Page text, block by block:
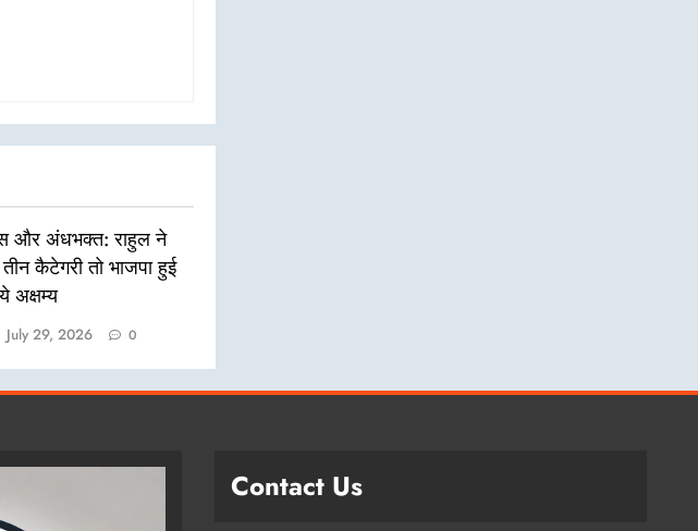
और अंधभक्त: राहुल ने
कैटेगरी तो भाजपा हुई
अक्षम्य
July 29, 2026 0
Contact Us